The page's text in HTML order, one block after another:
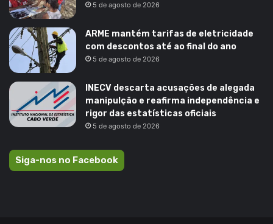
5 de agosto de 2026
ARME mantém tarifas de eletricidade
com descontos até ao final do ano
5 de agosto de 2026
INECV descarta acusações de alegada
manipulção e reafirma independência e
rigor das estatísticas oficiais
5 de agosto de 2026
Siga-nos no Facebook